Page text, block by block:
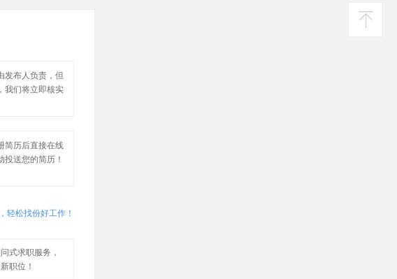
发布人负责，但
我们将立即核实
简历后直接在线
送您的简历！
轻松找份好工作！
式求职服务，
职位！
建议